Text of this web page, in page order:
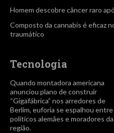
Homem descobre câncer raro
Composto da cannabis é eficaz
traumático
Tecnologia
Quando montadora americana
anunciou plano de construir
“Gigafábrica” nos arredores de
Berlim, euforia se espalhou entre
políticos alemães e moradores da
região.